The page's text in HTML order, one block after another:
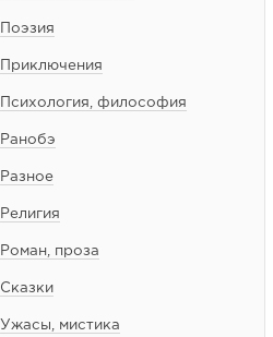
Поэзия
Приключения
Психология, философия
Ранобэ
Разное
Религия
Роман, проза
Сказки
Ужасы, мистика